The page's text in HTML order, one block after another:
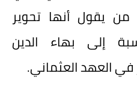
من يقول أنها تحوير
إلى بهاء الدين
العهد العثماني.